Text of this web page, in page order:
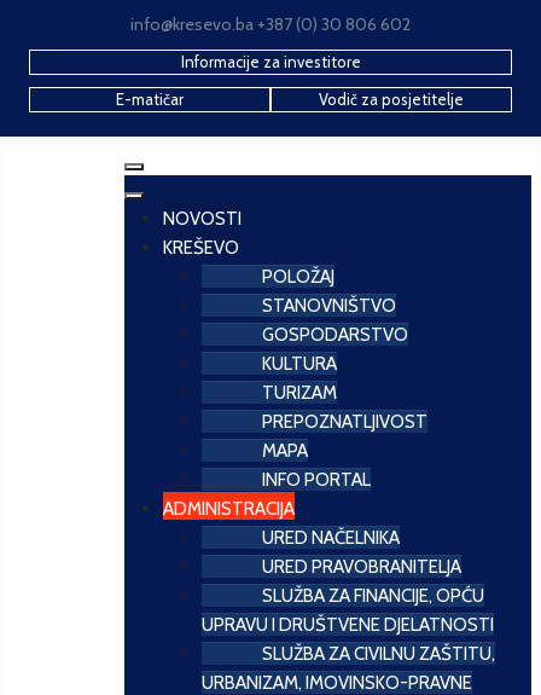
info@kresevo.ba +387 (0) 30 806 602
Informacije za investitore
E-matičar
Vodič za posjetitelje
NOVOSTI
KREŠEVO
POLOŽAJ
STANOVNIŠTVO
GOSPODARSTVO
KULTURA
TURIZAM
PREPOZNATLJIVOST
MAPA
INFO PORTAL
ADMINISTRACIJA
URED NAČELNIKA
URED PRAVOBRANITELJA
SLUŽBA ZA FINANCIJE, OPĆU
UPRAVU I DRUŠTVENE DJELATNOSTI
SLUŽBA ZA CIVILNU ZAŠTITU,
URBANIZAM, IMOVINSKO-PRAVNE